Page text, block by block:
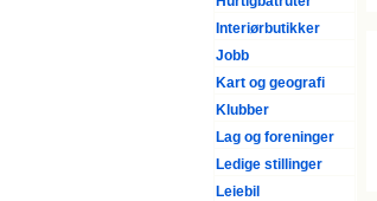
Interiørbutikker
Jobb
Kart og geografi
Klubber
Lag og foreninger
Ledige stillinger
Leiebil